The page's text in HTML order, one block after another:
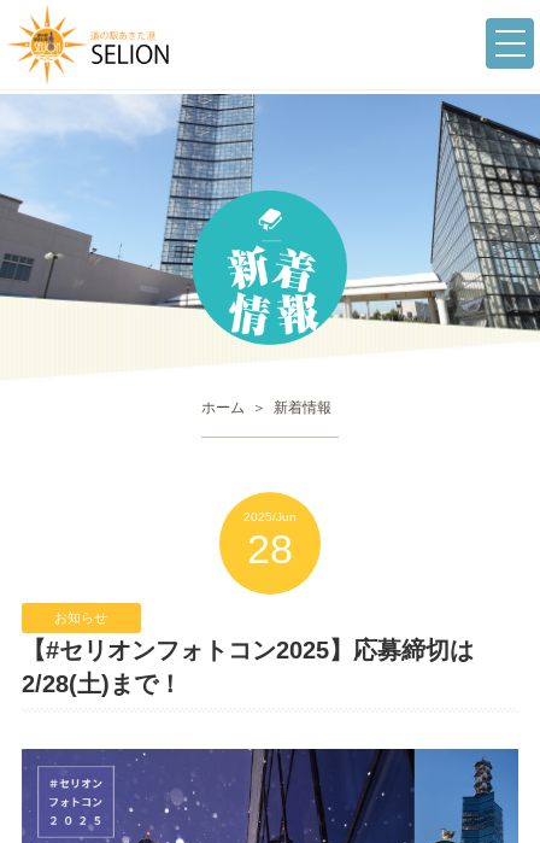
ホーム 新着情報
2025/Jun
28
お知らせ
【#セリオンフォトコン2025】応募締切は
2/28(土)まで！